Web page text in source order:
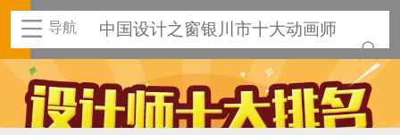
导航 中国设计之窗银川市十大动画师